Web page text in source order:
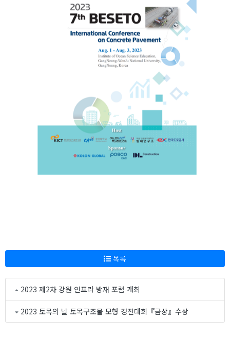
목록
2023 제2차 강원 인프라 방재 포럼 개최
2023 토목의 날 토목구조물 모형 경진대회『금상』수상